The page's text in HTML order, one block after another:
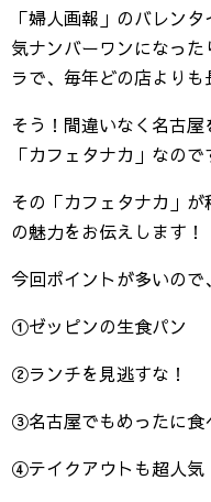
「婦人画報」のバレン
気ナンバーワンになっ
ラで、毎年どの店よりも
そう！間違いなく名古
「カフェタナカ」なので
その「カフェタナカ」
の魅力をお伝えします！
今回ポイントが多いので
①ゼッピンの生食パン
②ランチを見逃すな！
③名古屋でもめったに食
④テイクアウトも超人気